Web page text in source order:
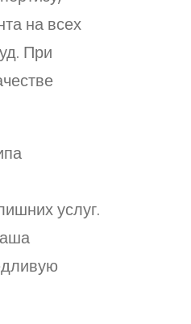
на всех
При
услуг.